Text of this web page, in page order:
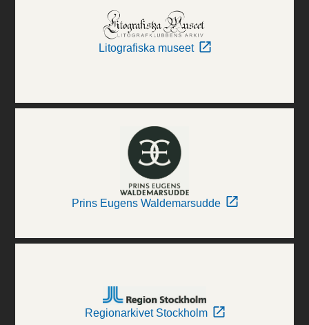
Litografiska museet
Prins Eugens Waldemarsudde
Regionarkivet Stockholm